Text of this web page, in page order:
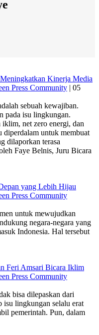
Kinerja Media
Press Community | 05
sebuah kewajiban.
pada isu lingkungan.
net zero energi, dan
diperdalam untuk membuat
dilaporkan terasa
Faye Belnis, Juru Bicara
yang Lebih Hijau
Press Community
untuk mewujudkan
negara-negara yang
Indonesia. Hal tersebut
Feri Amsari Bicara Iklim
Press Community
bisa dilepaskan dari
isu lingkungan selalu erat
pemerintah. Pun, dalam